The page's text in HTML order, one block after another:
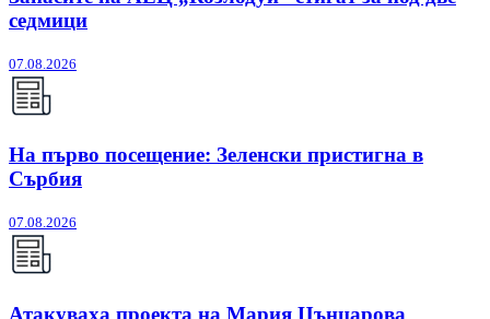
седмици
07.08.2026
На първо посещение: Зеленски пристигна в
Сърбия
07.08.2026
Атакуваха проекта на Мария Цънцарова